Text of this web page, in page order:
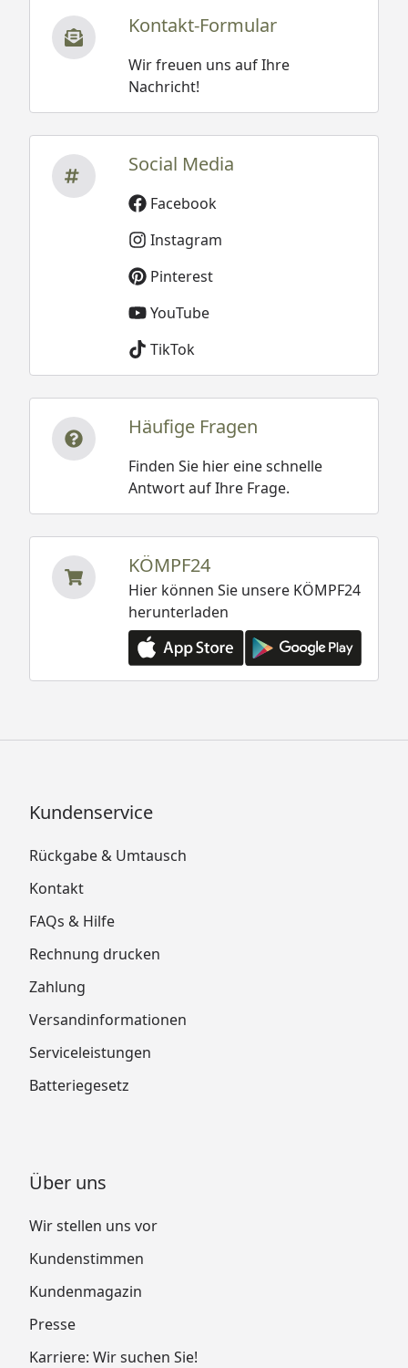
Kontakt-Formular
Wir freuen uns auf Ihre
Nachricht!
Social Media
Facebook
Instagram
Pinterest
YouTube
TikTok
Häufige Fragen
Finden Sie hier eine schnelle
Antwort auf Ihre Frage.
KÖMPF24
Hier können Sie unsere KÖMPF24
herunterladen
Kundenservice
Rückgabe & Umtausch
Kontakt
FAQs & Hilfe
Rechnung drucken
Zahlung
Versandinformationen
Serviceleistungen
Batteriegesetz
Über uns
Wir stellen uns vor
Kundenstimmen
Kundenmagazin
Presse
Karriere: Wir suchen Sie!